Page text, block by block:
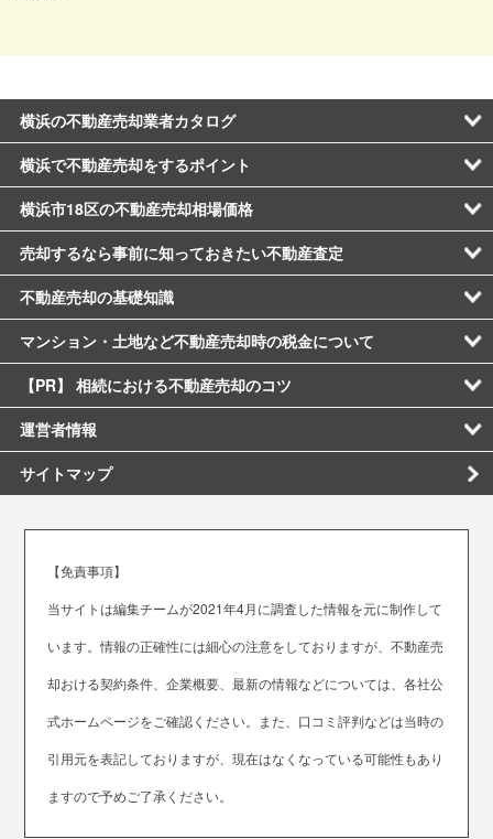
横浜の不動産売却業者カタログ
横浜で不動産売却をするポイント
横浜市18区の不動産売却相場価格
売却するなら事前に知っておきたい不動産査定
不動産売却の基礎知識
マンション・土地など不動産売却時の税金について
【PR】 相続における不動産売却のコツ
運営者情報
サイトマップ
【免責事項】
当サイトは編集チームが2021年4月に調査した情報を元に制作して
います。情報の正確性には細心の注意をしておりますが、不動産売
却おける契約条件、企業概要、最新の情報などについては、各社公
式ホームページをご確認ください。また、口コミ評判などは当時の
引用元を表記しておりますが、現在はなくなっている可能性もあり
ますので予めご了承ください。